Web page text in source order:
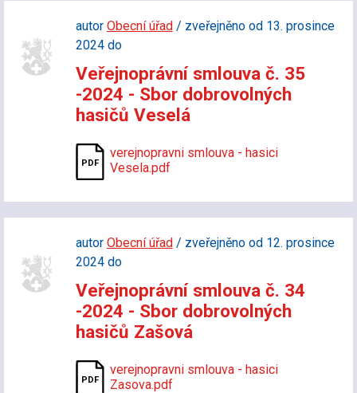
autor Obecní úřad/ zveřejněno od 13. prosince
2024 do
Veřejnoprávní smlouva č. 35
-2024 - Sbor dobrovolných
hasičů Veselá
verejnopravni smlouva - hasici
Vesela.pdf
autor Obecní úřad/ zveřejněno od 12. prosince
2024 do
Veřejnoprávní smlouva č. 34
-2024 - Sbor dobrovolných
hasičů Zašová
verejnopravni smlouva - hasici
Zasova.pdf